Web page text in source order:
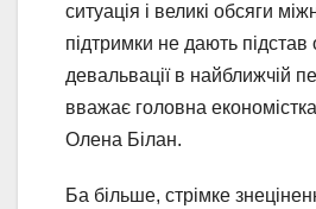
ситуація і великі обсяги
підтримки не дають підстав
девальвації в найближчій
вважає головна
Олена Білан.
Ба більше, стрімке